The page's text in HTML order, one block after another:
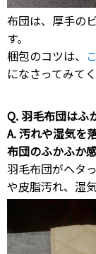
布団は、厚手の
す。
梱包のコツは、
になさってみて
Q. 羽毛布団はふ
A. 汚れや湿気を
布団のふかふか
羽毛布団がヘタ
や皮脂汚れ、湿気